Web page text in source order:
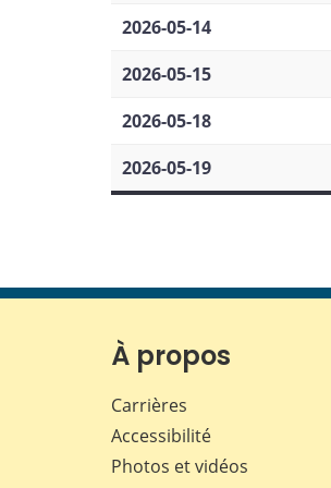
2026-05-14
2026-05-15
2026-05-18
2026-05-19
À propos
Carrières
Accessibilité
Photos et vidéos